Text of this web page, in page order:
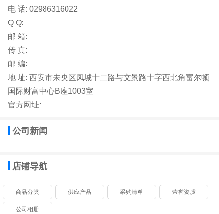
电 话: 02986316022
Q Q:
邮 箱:
传 真:
邮 编:
地 址: 西安市未央区凤城十二路与文景路十字西北角富尔顿
国际财富中心B座1003室
官方网址:
公司新闻
店铺导航
商品分类 供应产品 采购清单 荣誉资质
公司相册